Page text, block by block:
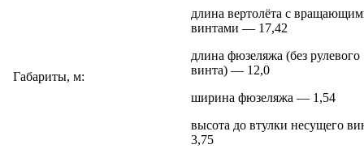
Габариты, м:
длина вертолёта с
винтами — 17,42
длина фюзеляжа (без рулевого
винта) — 12,0
ширина фюзеляжа — 1,54
высота до втулки несущего
3,75